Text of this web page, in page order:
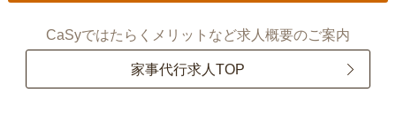
CaSyではたらくメリットなど求人概要のご案内
家事代行求人TOP